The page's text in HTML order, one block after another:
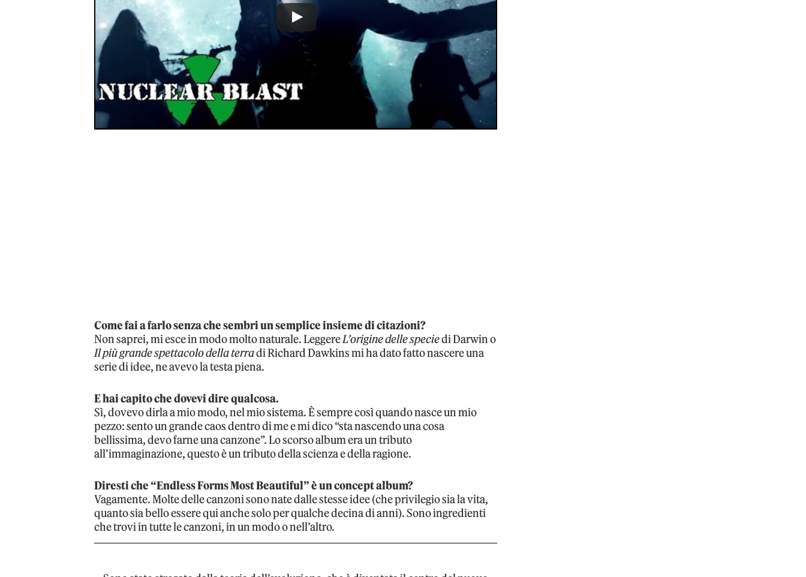
Come fai a farlo senza che sembri un semplice insieme di citazioni?
Non saprei, mi esce in modo molto naturale. LeggereL’origine delle speciedi Darwin o
Il più grande spettacolo della terradi Richard Dawkins mi ha dato fatto nascere una
serie di idee, ne avevo la testa piena.
E hai capito che dovevi dire qualcosa.
Sì, dovevo dirla a mio modo, nel mio sistema. È sempre così quando nasce un mio
pezzo: sento un grande caos dentro di me e mi dico “sta nascendo una cosa
bellissima, devo farne una canzone”. Lo scorso album era un tributo
all’immaginazione, questo è un tributo della scienza e della ragione.
Diresti che “Endless Forms Most Beautiful” è un concept album?
Vagamente. Molte delle canzoni sono nate dalle stesse idee (che privilegio sia la vita,
quanto sia bello essere qui anche solo per qualche decina di anni). Sono ingredienti
che trovi in tutte le canzoni, in un modo o nell’altro.